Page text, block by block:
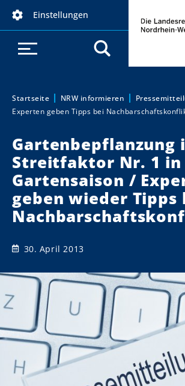
Einstellungen
Sie sind hier:
Startseite NRW informieren
Experten geben Tipps bei
Gartenbepflanzung
Streitfaktor Nr. 1 in
Gartensaison /
geben wieder Tipps
30. April 2013